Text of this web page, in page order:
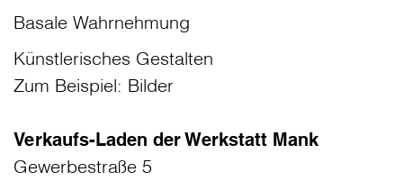
Basale Wahrnehmung
Künstlerisches Gestalten
Zum Beispiel: Bilder
Verkaufs-Laden der Werkstatt Mank
Gewerbestraße 5